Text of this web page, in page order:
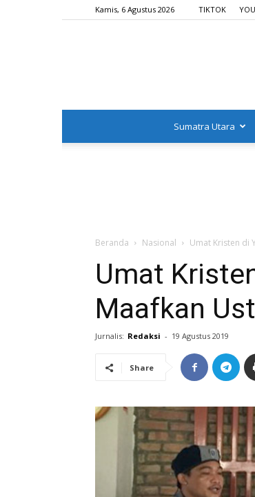
Kamis, 6 Agustus 2026 TIKTOK
Sumatra Utara
Beranda Nasional Umat Kristen di
Umat
Maafkan
Jurnalis: Redaksi - 19 Agustus 2019
Share